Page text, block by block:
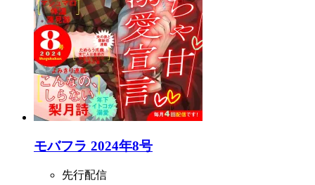
モバフラ 2024年8号
先行配信